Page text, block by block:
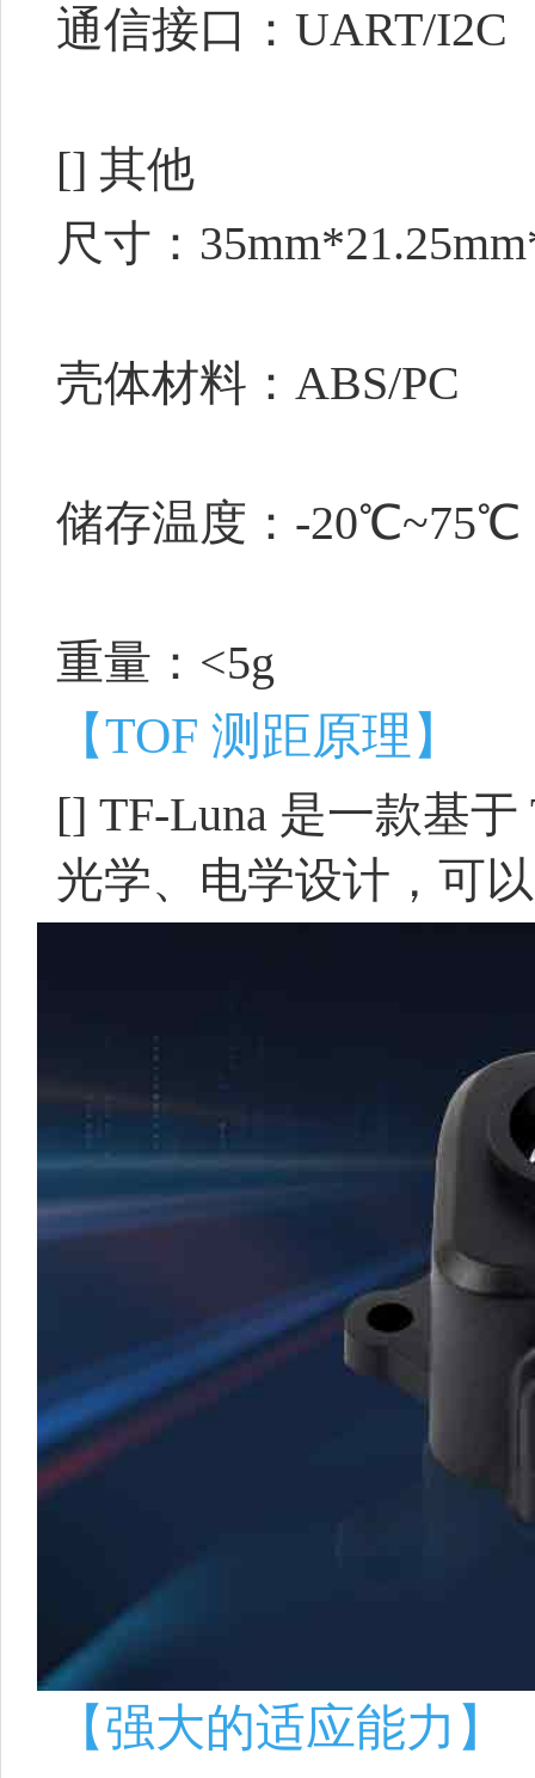
通信接口：UART/I2C
[] 其他
尺寸：
壳体材料：ABS/PC
储存温度：-20℃~75℃
重量：<5g
【TOF 测距原理】
[] TF-Luna 是一款基
光学、电学设计，可
【强大的适应能力】